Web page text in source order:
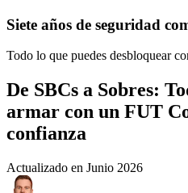
Siete años de seguridad
Todo lo que puedes desbloquear
De SBCs a Sobres:
armar con un FUT
confianza
Actualizado en Junio 2026